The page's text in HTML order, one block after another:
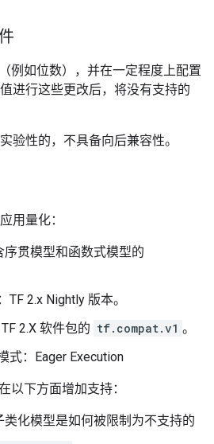
例如位数），并在一定程度上配置
进行这些更改后，将没有支持的
验性的，不具备向后兼容性。
用量化：
贯模型和函数式模型的
TF 2.x Nightly 版本。
2.X 软件包的 tf.compat.v1 。
式：Eager Execution
以下方面增加支持：
化模型是如何被限制为不支持的